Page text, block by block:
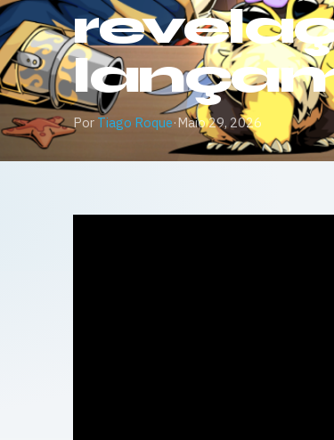
Por Tiago Roque·Maio 29, 2026